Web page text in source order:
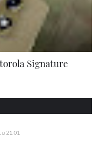
Signature
в 21:01